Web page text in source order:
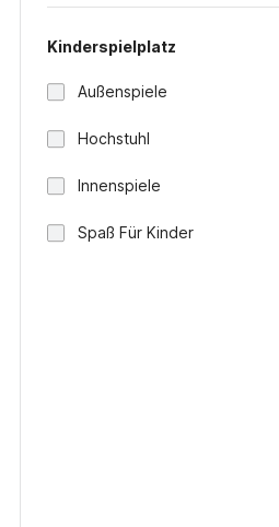
Kinderspielplatz
Außenspiele
Hochstuhl
Innenspiele
Spaß Für Kinder